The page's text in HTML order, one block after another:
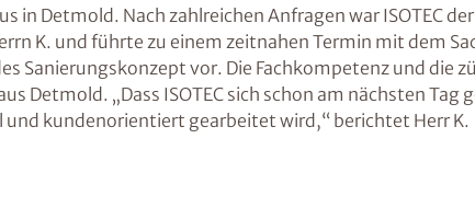
Detmold. Nach zahlreichen Anfragen war ISOTEC
K. und führte zu einem zeitnahen Termin mit dem
Sanierungskonzept vor. Die Fachkompetenz und die
Detmold. „Dass ISOTEC sich schon am nächsten Tag
kundenorientiert gearbeitet wird,“ berichtet Herr K.